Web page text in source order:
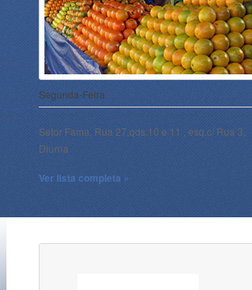
Segunda-Feira
Setor Fama, Rua 27,qds.10 e 11 , esq.c/ Rua 3,
Diurna
Ver lista completa »